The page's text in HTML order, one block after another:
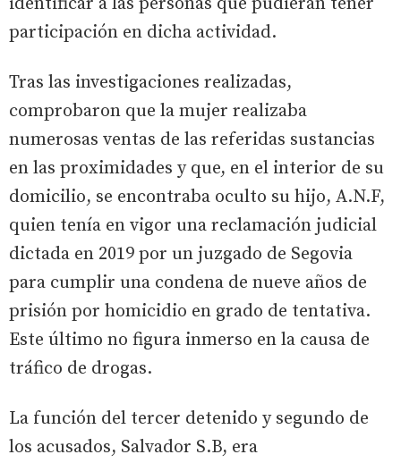
participación en dicha actividad.
Tras las investigaciones realizadas,
comprobaron que la mujer realizaba
numerosas ventas de las referidas sustancias
en las proximidades y que, en el interior de su
domicilio, se encontraba oculto su hijo, A.N.F,
quien tenía en vigor una reclamación judicial
dictada en 2019 por un juzgado de Segovia
para cumplir una condena de nueve años de
prisión por homicidio en grado de tentativa.
Este último no figura inmerso en la causa de
tráfico de drogas.
La función del tercer detenido y segundo de
los acusados, Salvador S.B, era